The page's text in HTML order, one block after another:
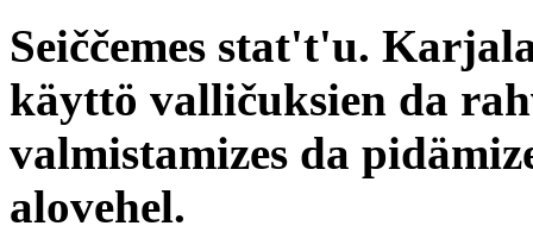
Seiččemes stat't'u.
käyttö valličuksien da
valmistamizes da
alovehel.